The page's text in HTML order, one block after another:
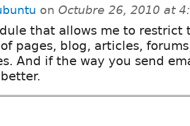
on Octubre 26, 2010 at
that allows me to restrict
pages, blog, articles,
And if the way you send